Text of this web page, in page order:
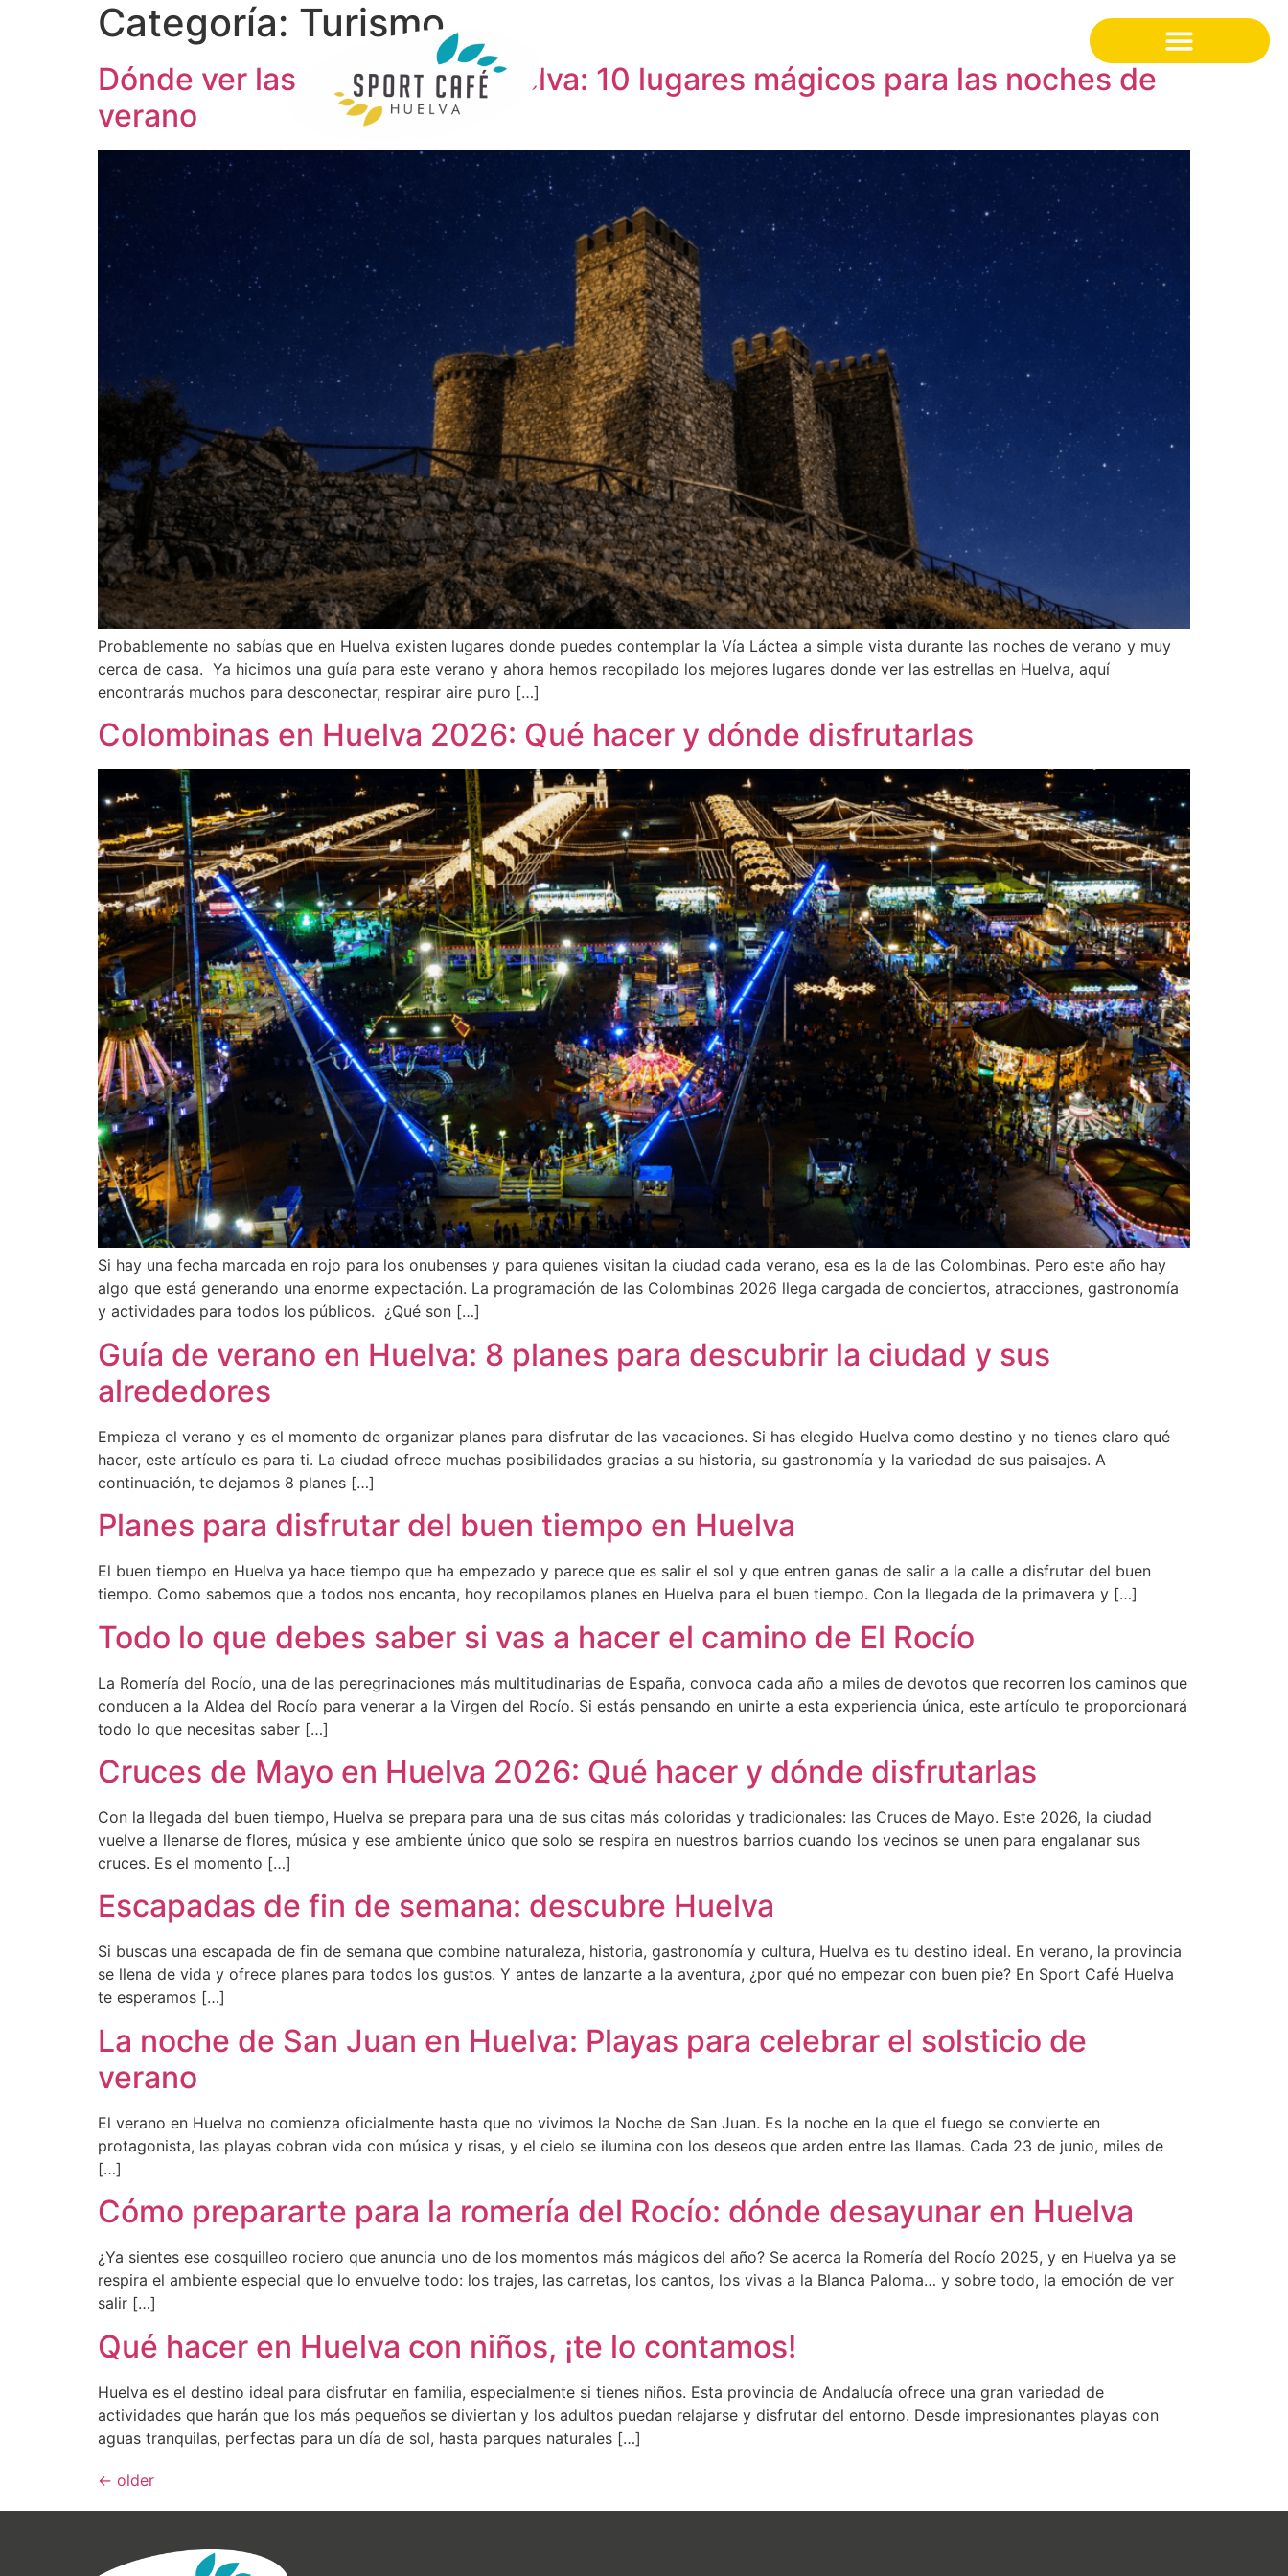
Categoría: Turismo
Dónde ver las estrellas en Huelva: 10 lugares mágicos para las noches de
verano
Probablemente no sabías que en Huelva existen lugares donde puedes contemplar la Vía Láctea a simple vista durante las noches de verano y muy
cerca de casa. Ya hicimos una guía para este verano y ahora hemos recopilado los mejores lugares donde ver las estrellas en Huelva, aquí
encontrarás muchos para desconectar, respirar aire puro […]
Colombinas en Huelva 2026: Qué hacer y dónde disfrutarlas
Si hay una fecha marcada en rojo para los onubenses y para quienes visitan la ciudad cada verano, esa es la de las Colombinas. Pero este año hay
algo que está generando una enorme expectación. La programación de las Colombinas 2026 llega cargada de conciertos, atracciones, gastronomía
y actividades para todos los públicos. ¿Qué son […]
Guía de verano en Huelva: 8 planes para descubrir la ciudad y sus
alrededores
Empieza el verano y es el momento de organizar planes para disfrutar de las vacaciones. Si has elegido Huelva como destino y no tienes claro qué
hacer, este artículo es para ti. La ciudad ofrece muchas posibilidades gracias a su historia, su gastronomía y la variedad de sus paisajes. A
continuación, te dejamos 8 planes […]
Planes para disfrutar del buen tiempo en Huelva
El buen tiempo en Huelva ya hace tiempo que ha empezado y parece que es salir el sol y que entren ganas de salir a la calle a disfrutar del buen
tiempo. Como sabemos que a todos nos encanta, hoy recopilamos planes en Huelva para el buen tiempo. Con la llegada de la primavera y […]
Todo lo que debes saber si vas a hacer el camino de El Rocío
La Romería del Rocío, una de las peregrinaciones más multitudinarias de España, convoca cada año a miles de devotos que recorren los caminos que
conducen a la Aldea del Rocío para venerar a la Virgen del Rocío. Si estás pensando en unirte a esta experiencia única, este artículo te proporcionará
todo lo que necesitas saber […]
Cruces de Mayo en Huelva 2026: Qué hacer y dónde disfrutarlas
Con la llegada del buen tiempo, Huelva se prepara para una de sus citas más coloridas y tradicionales: las Cruces de Mayo. Este 2026, la ciudad
vuelve a llenarse de flores, música y ese ambiente único que solo se respira en nuestros barrios cuando los vecinos se unen para engalanar sus
cruces. Es el momento […]
Escapadas de fin de semana: descubre Huelva
Si buscas una escapada de fin de semana que combine naturaleza, historia, gastronomía y cultura, Huelva es tu destino ideal. En verano, la provincia
se llena de vida y ofrece planes para todos los gustos. Y antes de lanzarte a la aventura, ¿por qué no empezar con buen pie? En Sport Café Huelva
te esperamos […]
La noche de San Juan en Huelva: Playas para celebrar el solsticio de
verano
El verano en Huelva no comienza oficialmente hasta que no vivimos la Noche de San Juan. Es la noche en la que el fuego se convierte en
protagonista, las playas cobran vida con música y risas, y el cielo se ilumina con los deseos que arden entre las llamas. Cada 23 de junio, miles de
[…]
Cómo prepararte para la romería del Rocío: dónde desayunar en Huelva
¿Ya sientes ese cosquilleo rociero que anuncia uno de los momentos más mágicos del año? Se acerca la Romería del Rocío 2025, y en Huelva ya se
respira el ambiente especial que lo envuelve todo: los trajes, las carretas, los cantos, los vivas a la Blanca Paloma… y sobre todo, la emoción de ver
salir […]
Qué hacer en Huelva con niños, ¡te lo contamos!
Huelva es el destino ideal para disfrutar en familia, especialmente si tienes niños. Esta provincia de Andalucía ofrece una gran variedad de
actividades que harán que los más pequeños se diviertan y los adultos puedan relajarse y disfrutar del entorno. Desde impresionantes playas con
aguas tranquilas, perfectas para un día de sol, hasta parques naturales […]
← older